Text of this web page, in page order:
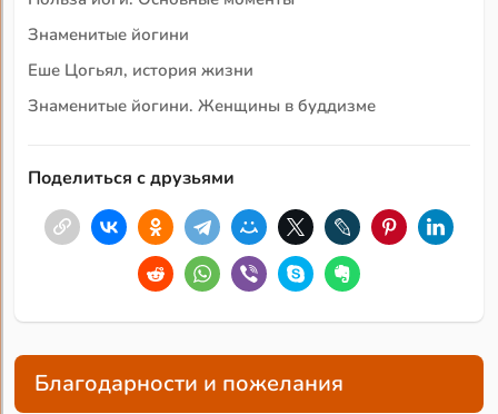
Знаменитые йогини
Еше Цогьял, история жизни
Знаменитые йогини. Женщины в буддизме
Поделиться с друзьями
Благодарности и пожелания